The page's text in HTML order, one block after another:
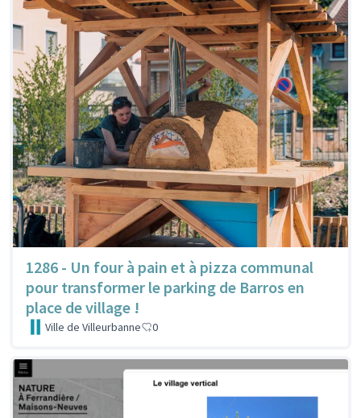
1286 - Un four à pain et à pizza communal
pour transformer le parking de Barros en
place de village !
Ville de Villeurbanne 0